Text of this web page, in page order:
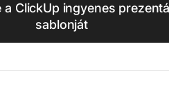
a ClickUp ingyenes
sablonját